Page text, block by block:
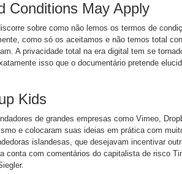
Conditions May Apply
sobre como não lemos os termos de
como só os aceitamos e não temos total
A privacidade total na era digital tem se
isso que o documentário pretende
Kids
de grandes empresas como Vimeo,
e colocaram suas ideias em prática com
islandesas, que desejavam incentivar
conta com comentários do capitalista de risco